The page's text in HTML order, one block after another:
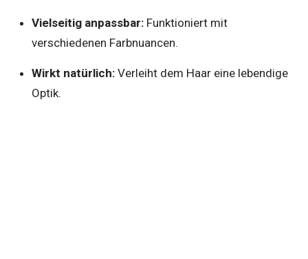
Vielseitig anpassbar:Funktioniert mit
verschiedenen Farbnuancen.
Wirkt natürlich:Verleiht dem Haar eine lebendige
Optik.